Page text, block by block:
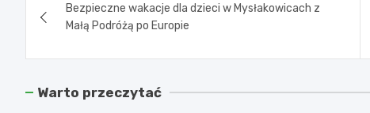
wpisuBezpieczne wakacje dla dzieci w Mysłakowicach z
Małą Podróżą po Europie
Warto przeczytać